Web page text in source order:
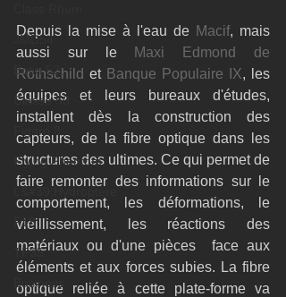
JMD54
Botin 52
Classe 50
Figaro 3
Flying Phantom
F18
TF35
Business
Depuis la mise à l'eau de Macif, mais
aussi sur le Maxi Edmond de
Rothschild et Banque Populaire IX, les
équipes et leurs bureaux d'études,
installent dès la construction des
capteurs, de la fibre optique dans les
structures des ultimes. Ce qui permet de
faire remonter des informations sur le
comportement, les déformations, le
vieillissement, les réactions des
matériaux ou d'une pièces  face aux
éléments et aux forces subies. La fibre
optique reliée à cette plate-forme va